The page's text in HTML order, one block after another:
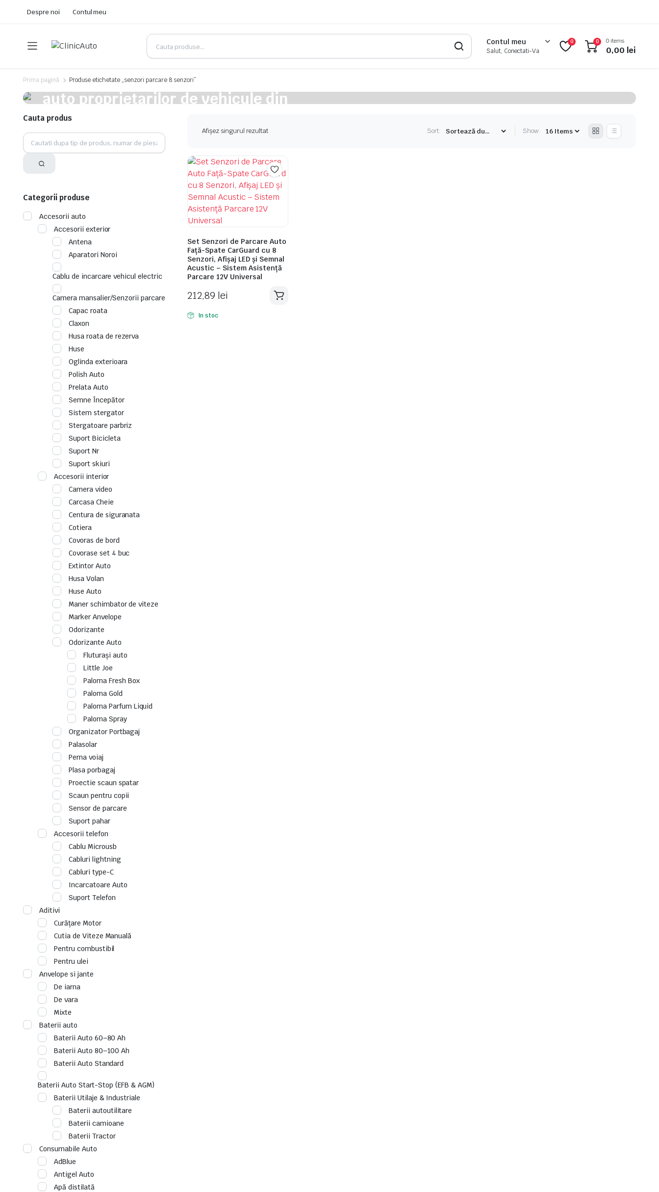
Despre noi Contul meu
Contul meu
Salut, Conectati-Va
0 0 0 items
0,00 lei
Prima pagină Produse etichetate „senzori parcare 8 senzori”
Oferim o gama completa de servicii
auto proprietarilor de vehicule din
Tulcea.
Mecanicii nostri sunt specializati pe o gama larga de servicii auto
Afișez singurul rezultat Sort: Show:
Set Senzori de Parcare Auto
Față-Spate CarGuard cu 8
Senzori, Afișaj LED și Semnal
Acustic – Sistem Asistență
Parcare 12V Universal
212,89 lei
In stoc
Cauta produs
Categorii produse
Accesorii auto
Accesorii exterior
Antena
Aparatori Noroi
Cablu de incarcare vehicul electric
Camera mansalier/Senzorii parcare
Capac roata
Claxon
Husa roata de rezerva
Huse
Oglinda exterioara
Polish Auto
Prelata Auto
Semne Începător
Sistem stergator
Stergatoare parbriz
Suport Bicicleta
Suport Nr
Suport skiuri
Accesorii interior
Camera video
Carcasa Cheie
Centura de siguranata
Cotiera
Covoras de bord
Covorase set 4 buc
Extintor Auto
Husa Volan
Huse Auto
Maner schimbator de viteze
Marker Anvelope
Odorizante
Odorizante Auto
Fluturași auto
Little Joe
Paloma Fresh Box
Paloma Gold
Paloma Parfum Liquid
Paloma Spray
Organizator Portbagaj
Palasolar
Perna voiaj
Plasa porbagaj
Proectie scaun spatar
Scaun pentru copii
Sensor de parcare
Suport pahar
Accesorii telefon
Cablu Microusb
Cabluri lightning
Cabluri type-C
Incarcatoare Auto
Suport Telefon
Aditivi
Curățare Motor
Cutia de Viteze Manuală
Pentru combustibil
Pentru ulei
Anvelope si jante
De iarna
De vara
Mixte
Baterii auto
Baterii Auto 60–80 Ah
Baterii Auto 80–100 Ah
Baterii Auto Standard
Baterii Auto Start-Stop (EFB & AGM)
Baterii Utilaje & Industriale
Baterii autoutilitare
Baterii camioane
Baterii Tractor
Consumabile Auto
AdBlue
Antigel Auto
Apă distilată